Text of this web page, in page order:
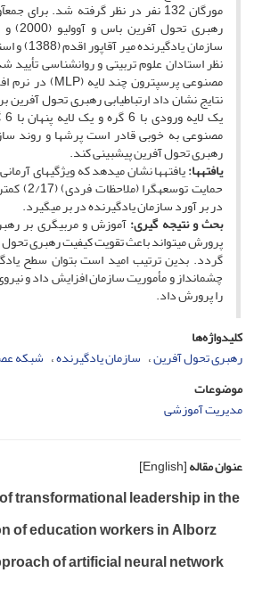
مورگان 132 نفر در نظر گرفته شد.
رهبری
سازمان
نظر استادان علوم تربیتی و روانشناسی
نتایج نشان داد ارتباط­یابی رهبری تحول آفرین
مصنوعی به خوبی قادر است پرش­ها و روند
رهبری تحول آفرین پیش­بینی کند.
یافته­ها:
حمایت
در بر آورد سازمان یادگیرنده در بر می­گیرد.
بحث و نتیجه گیری:آموزش و مربیگری بر
پرورش می­تواند باعث تقویت کیفیت رهبری
گردد. بدین ترتیب امید است بتوان سطح
چشم­انداز و مأموریت سازمان افزایش داد و
را پرورش داد.
کلیدواژه‌ها
رهبری تحول آفرین سازمان یادگیرنده‌ شبکه
موضوعات
مدیریت آموزشی
عنوان مقاله[English]
transformational leadership in the
of education workers in Alborz
of artificial neural network